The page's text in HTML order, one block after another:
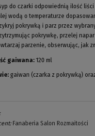
do czarki odpowiednią ilość
wodą o temperaturze
pokrywką i parz przez
pokrywkę, przelej
parzenie, obserwując, jak
gaiwana: 120 ml
gaiwan (czarka z pokrywką)
Fanaberia Salon Rozmaitości